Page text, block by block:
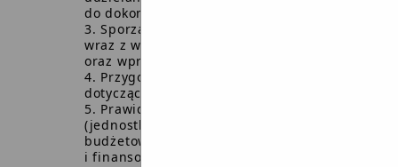
do dokonywania kontrasygnaty.
Sporządzanie projektu budżetu Gminy
wraz z wieloletnią prognozą finansową
oraz wprowadzanie zmian.
Przygotowanie Uchwał lub Zarządzeń
dotyczących spraw finansowych Gminy.
Prawidłowe i terminowe sporządzanie
(jednostkowych i łącznych) sprawozdań
budżetowych
i finansowych Urzędu, jednostek